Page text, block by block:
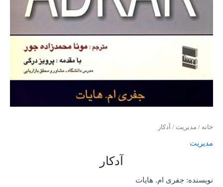
خانه / مدیریت / آدکار
مدیریت
آدکار
نویسنده: جفری ام. هایات